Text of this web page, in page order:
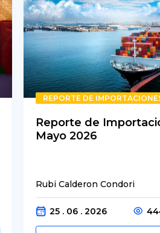
REPORTE DE
Reporte de
Mayo 2026
Rubi Calderon Condori
25 . 06 . 2026